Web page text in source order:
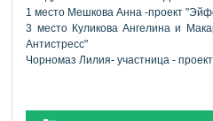
1 место Мешкова Анна -проект
3 место Куликова Ангелина и
Антистресс"
Чорномаз Лилия- участница -